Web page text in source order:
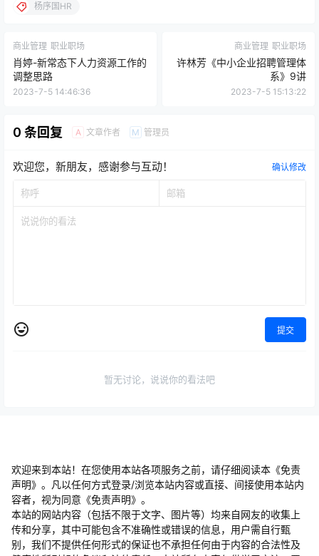
杨序国HR
商业管理 职业职场
肖婷-新常态下人力资源工作的
调整思路
2023-7-5 14:46:36
商业管理 职业职场
许林芳《中小企业招聘管理体
系》9讲
2023-7-5 15:13:22
0 条回复 A 文章作者 M 管理员
欢迎您，新朋友，感谢参与互动！ 确认修改
提交
暂无讨论，说说你的看法吧
欢迎来到本站！在您使用本站各项服务之前，请仔细阅读本《免责
声明》。凡以任何方式登录/浏览本站内容或直接、间接使用本站内
容者，视为同意《免责声明》。
本站的网站内容（包括不限于文字、图片等）均来自网友的收集上
传和分享，其中可能包含不准确性或错误的信息，用户需自行甄
别，我们不提供任何形式的保证也不承担任何由于内容的合法性及